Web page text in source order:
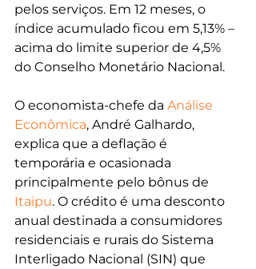
pelos serviços. Em 12 meses, o
índice acumulado ficou em 5,13% –
acima do limite superior de 4,5%
do Conselho Monetário Nacional.
O economista-chefe da Análise
Econômica, André Galhardo,
explica que a deflação é
temporária e ocasionada
principalmente pelo bônus de
Itaipu. O crédito é uma desconto
anual destinada a consumidores
residenciais e rurais do Sistema
Interligado Nacional (SIN) que